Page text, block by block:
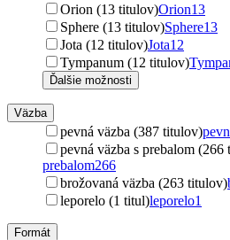
Orion (13 titulov)Orion13
Sphere (13 titulov)Sphere13
Jota (12 titulov)Jota12
Tympanum (12 titulov)
Ďalšie možnosti
Väzba
pevná väzba (387 titulov)
pevná väzba s prebalom (266
prebalom266
brožovaná väzba (263 titulov)
leporelo (1 titul)leporelo1
Formát